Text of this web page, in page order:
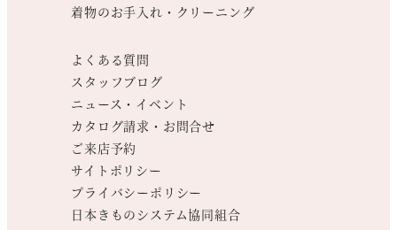
着物のお手入れ・クリーニング
よくある質問
スタッフブログ
ニュース・イベント
カタログ請求・お問合せ
ご来店予約
サイトポリシー
プライバシーポリシー
日本きものシステム協同組合